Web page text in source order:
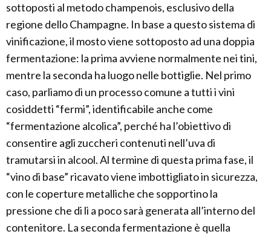
sottoposti al metodo champenois, esclusivo della
regione dello Champagne. In base a questo sistema di
vinificazione, il mosto viene sottoposto ad una doppia
fermentazione: la prima avviene normalmente nei tini,
mentre la seconda ha luogo nelle bottiglie. Nel primo
caso, parliamo di un processo comune a tutti i vini
cosiddetti “fermi”, identificabile anche come
“fermentazione alcolica”, perché ha l’obiettivo di
consentire agli zuccheri contenuti nell’uva di
tramutarsi in alcool. Al termine di questa prima fase, il
“vino di base” ricavato viene imbottigliato in sicurezza,
con le coperture metalliche che sopportino la
pressione che di lì a poco sarà generata all’interno del
contenitore. La seconda fermentazione è quella